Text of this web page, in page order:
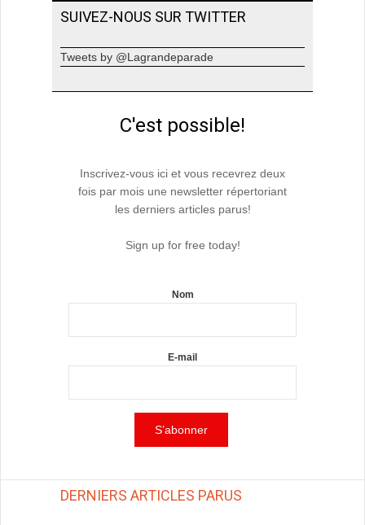
SUIVEZ-NOUS SUR TWITTER
Tweets by @Lagrandeparade
C'est possible!
Inscrivez-vous ici et vous recevrez deux
fois par mois une newsletter répertoriant
les derniers articles parus!
Sign up for free today!
Nom
E-mail
DERNIERS ARTICLES PARUS